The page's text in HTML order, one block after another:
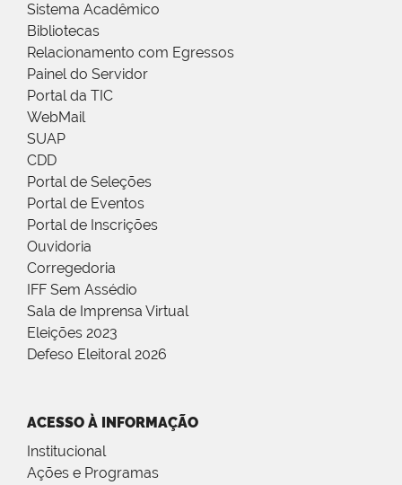
Sistema Acadêmico
Bibliotecas
Relacionamento com Egressos
Painel do Servidor
Portal da TIC
WebMail
SUAP
CDD
Portal de Seleções
Portal de Eventos
Portal de Inscrições
Ouvidoria
Corregedoria
IFF Sem Assédio
Sala de Imprensa Virtual
Eleições 2023
Defeso Eleitoral 2026
ACESSO À INFORMAÇÃO
Institucional
Ações e Programas